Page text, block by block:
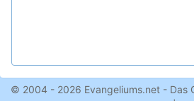
© 2004 - 2026 Evangeliums.net - Das